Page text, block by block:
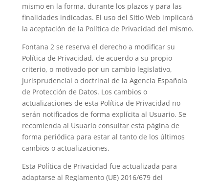
mismo en la forma, durante los plazos y para las
finalidades indicadas. El uso del Sitio Web implicará
la aceptación de la Política de Privacidad del mismo.
Fontana 2 se reserva el derecho a modificar su
Política de Privacidad, de acuerdo a su propio
criterio, o motivado por un cambio legislativo,
jurisprudencial o doctrinal de la Agencia Española
de Protección de Datos. Los cambios o
actualizaciones de esta Política de Privacidad no
serán notificados de forma explícita al Usuario. Se
recomienda al Usuario consultar esta página de
forma periódica para estar al tanto de los últimos
cambios o actualizaciones.
Esta Política de Privacidad fue actualizada para
adaptarse al Reglamento (UE) 2016/679 del